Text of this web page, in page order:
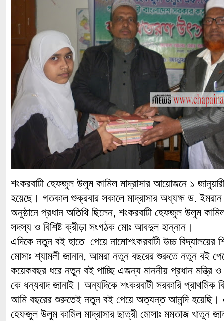
শংকরবাটী হেফজুল উলুম কামিল মাদ্রাসার আয়োজনে ১
হয়েছে। গতকাল শুক্রবার সকালে মাদ্রাসার অধ্যক্ষ ড.
অনুষ্ঠানে প্রধান অতিথি ছিলেন, শংকরবাটী হেফজুল উলুম কামিল
সদস্য ও বিশিষ্ট ক্রীড়া সংগঠক মোঃ আবদুল হান্নান।
এদিকে নতুন বই হাতে পেয়ে নামোশংকরবাটী উচ্চ বিদ্যালয়ের
মোসাঃ শ্যামলী জানান, আমরা নতুন বছরের শুরুতে নতুন বই
কয়েকবছর ধরে নতুন বই পাচ্ছি এজন্য মাননীয় প্রধান মন্ত্রি ও
কে ধন্যবাদ জানাই। অন্যদিকে শংকরবাটী সরকারি প্রাথমিক
আমি বছরের শুরুতেই নতুন বই পেয়ে অত্যন্ত আনন্দি হয়েছি।
হেফজুল উলুম কামিল মাদ্রাসার ছাত্রী মোসাঃ মমতাজ খাতুন